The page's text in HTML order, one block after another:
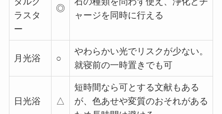
ラスタ
ー
◎
ャージを同時に行える
月光浴 ○
やわらかい光でリスクが少ない。
就寝前の一時置きでも可
日光浴 △
短時間なら可とする文献もある
が、色あせや変質のおそれがある